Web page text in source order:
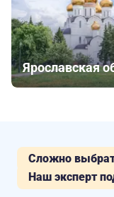
Ярославская
Сложно
Наш эксперт